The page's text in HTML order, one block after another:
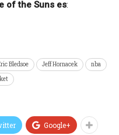
of the Suns es:
Bledsoe Jeff Hornacek
nba
Google+